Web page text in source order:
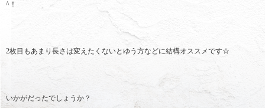
^！
2枚目もあまり長さは変えたくないとゆう方などに結構オススメです☆
いかがだったでしょうか？